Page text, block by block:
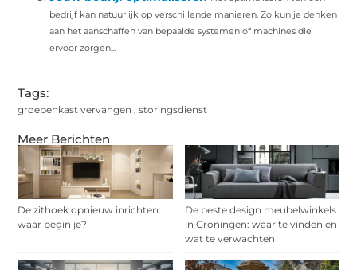
Meer Berichten
De zithoek opnieuw inrichten:
waar begin je?
De beste design meubelwinkels
in Groningen: waar te vinden en
wat te verwachten
bedrijf kan natuurlijk op verschillende manieren. Zo kun je denken
aan het aanschaffen van bepaalde systemen of machines die
ervoor zorgen...
Tags:
groepenkast vervangen ,storingsdienst